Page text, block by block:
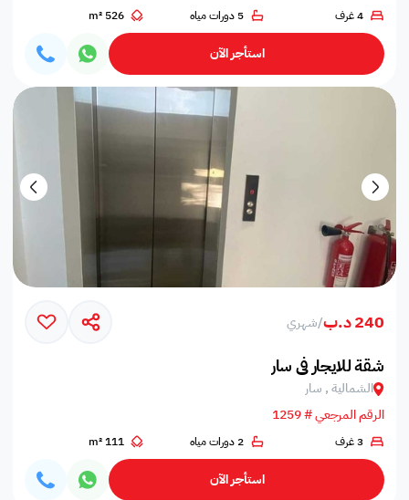
4 غرف 5 دورات مياه 526 m²
استأجر الآن
240 د.ب /شهري
شقة للايجار في سار
الشمالية , سار
الرقم المرجعي # 1259
3 غرف 2 دورات مياه 111 m²
استأجر الآن